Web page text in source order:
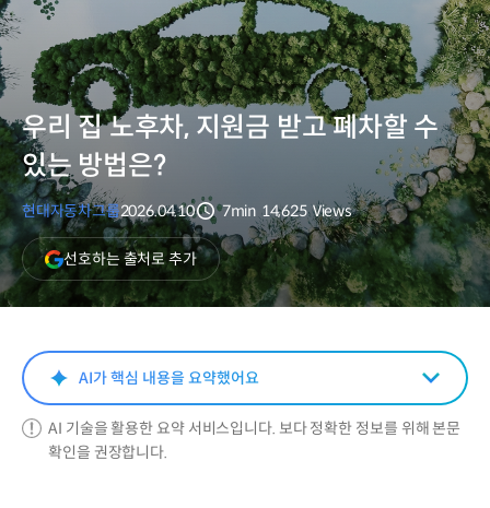
우리 집 노후차, 지원금 받고 폐차할 수
있는 방법은?
현대자동차그룹2026.04.10
7min
조회수
14,625 Views
선호하는 출처로 추가(새
창
열림)
AI가 핵심 내용을 요약했어요
AI 기술을 활용한 요약 서비스입니다. 보다 정확한 정보를 위해 본문
확인을 권장합니다.